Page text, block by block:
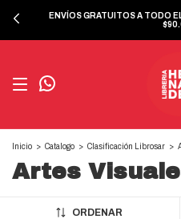
ENVÍOS GRATUITOS A TODO
Inicio > Catalogo > Clasificación Librosar >
Artes
ORDENAR